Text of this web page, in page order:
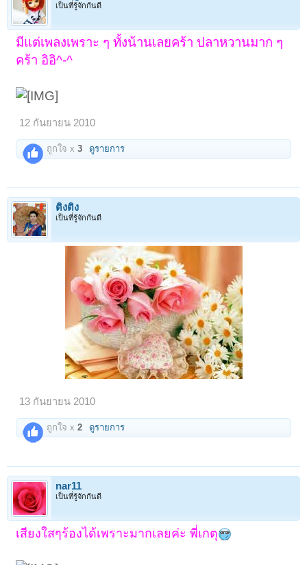
เป็นที่รู้จักกันดี
มีแต่เพลงเพราะ ๆ ทั้งน้านเลยคร้า ปลาหวานมาก ๆ
คร้า อิอิ^-^
12 กันยายน 2010
ถูกใจ x3 ดูรายการ
ติงติง
เป็นที่รู้จักกันดี
13 กันยายน 2010
ถูกใจ x2 ดูรายการ
nar11
เป็นที่รู้จักกันดี
เสียงใสๆร้องได้เพราะมากเลยค่ะ พี่เกตุ